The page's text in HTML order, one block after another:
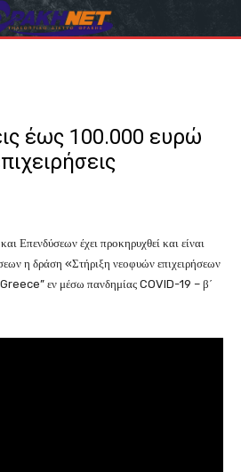
έως 100.000 ευρώ
Επενδύσεων έχει προκηρυχθεί και είναι
η δράση «Στήριξη νεοφυών επιχειρήσεων
εν μέσω πανδημίας COVID-19 – β΄